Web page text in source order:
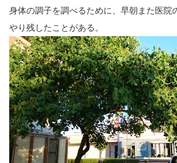
身体の調子を調べるために、早朝また医院
やり残したことがある。